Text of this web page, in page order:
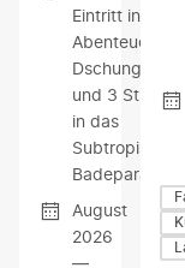
Eintritt in das
Abenteuer
Dschungelland
und 3 Stunden
in das
Subtropische
Badeparadies
August
2026
—